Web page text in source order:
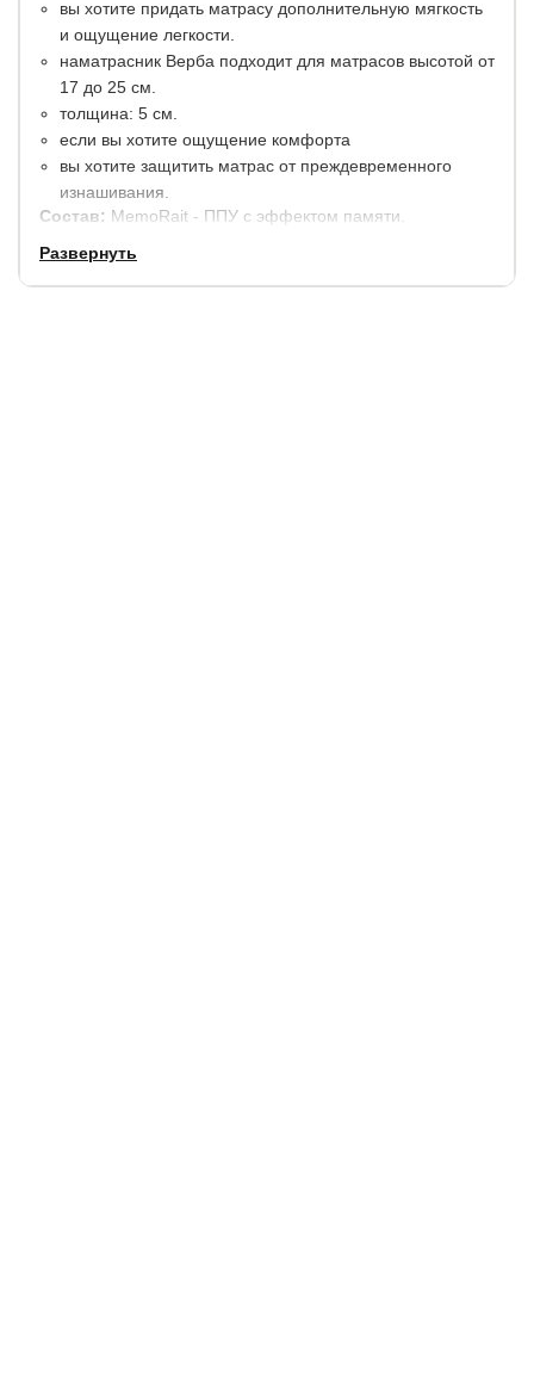
вы хотите придать матрасу дополнительную мягкость
и ощущение легкости.
наматрасник Верба подходит для матрасов высотой от
17 до 25 см.
толщина: 5 см.
если вы хотите ощущение комфорта
вы хотите защитить матрас от преждевременного
изнашивания.
Состав: MemoRait - ППУ с эффектом памяти.
Чехол: трикотажная ткань с бурлетом
Развернуть